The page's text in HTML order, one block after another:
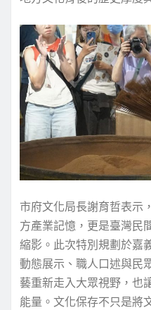
市府文化局長謝育哲表示
方產業記憶，更是臺灣民
縮影。此次特別規劃於嘉
動態展示、職人口述與民
藝重新走入大眾視野，也
能量。文化保存不只是將